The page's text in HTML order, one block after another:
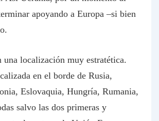
apoyando a Europa –si bien
una localización muy estratética.
en el borde de Rusia,
Eslovaquia, Hungría, Rumania,
salvo las dos primeras y